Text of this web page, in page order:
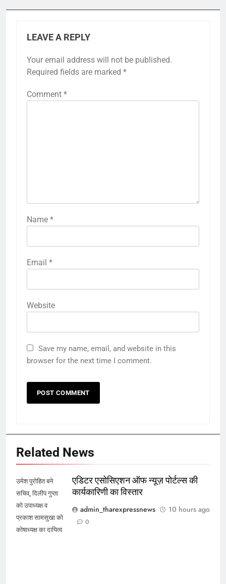
LEAVE A REPLY
Your email address will not be published.
Required fields are marked *
Comment *
Name *
Email *
Website
Save my name, email, and website in this
browser for the next time I comment.
Related News
उमेश पुरोहित बने
सचिव, दिलीप गुप्ता
को उपाध्यक्ष व
प्रकाश सामसुखा को
कोषाध्यक्ष का दायित्व
एडिटर एसोसिएशन ऑफ न्यूज़ पोर्टल्स की
कार्यकारिणी का विस्तार
admin_tharexpressnews
10 hours ago
0